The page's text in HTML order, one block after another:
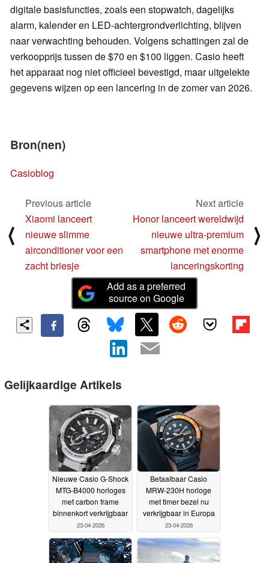
digitale basisfuncties, zoals een stopwatch, dagelijks
alarm, kalender en LED-achtergrondverlichting, blijven
naar verwachting behouden. Volgens schattingen zal de
verkoopprijs tussen de $70 en $100 liggen. Casio heeft
het apparaat nog niet officieel bevestigd, maar uitgelekte
gegevens wijzen op een lancering in de zomer van 2026.
Bron(nen)
Casioblog
⟨
Previous article
Xiaomi lanceert
nieuwe slimme
airconditioner voor een
zacht briesje
Next article
Honor lanceert wereldwijd
nieuwe ultra-premium
smartphone met enorme
lanceringskorting
⟩
Add as a preferred
source on Google
Gelijkaardige Artikels
Nieuwe Casio G-Shock
MTG-B4000 horloges
met carbon frame
binnenkort verkrijgbaar
23-04-2026
Betaalbaar Casio
MRW-230H horloge
met timer bezel nu
verkrijgbaar in Europa
23-04-2026